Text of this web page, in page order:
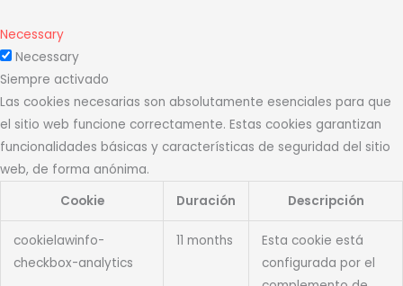
Necessary
Necessary
Siempre activado
Las cookies necesarias son absolutamente esenciales para que
el sitio web funcione correctamente. Estas cookies garantizan
funcionalidades básicas y características de seguridad del sitio
web, de forma anónima.
Cookie
Duración Descripción
cookielawinfo-
checkbox-analytics
11 months
Esta cookie está
configurada por el